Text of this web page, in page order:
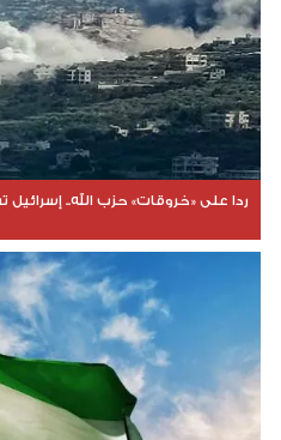
ردا على «خروقات» حزب الله..